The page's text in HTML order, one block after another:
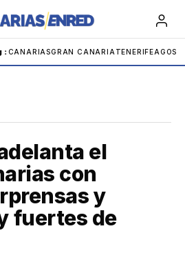
:CANARIASGRAN CANARIA TENERIFE
el
con
y
fuertes de